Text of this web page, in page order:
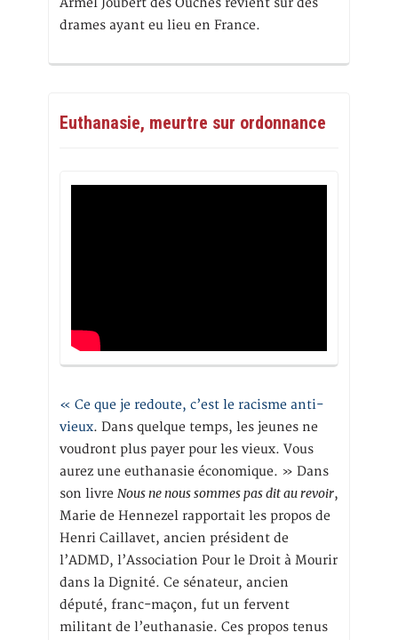
Armel Joubert des Ouches revient sur des
drames ayant eu lieu en France.
Euthanasie, meurtre sur ordonnance
« Ce que je redoute, c’est le racisme anti-
vieux. Dans quelque temps, les jeunes ne
voudront plus payer pour les vieux. Vous
aurez une euthanasie économique. » Dans
son livre Nous ne nous sommes pas dit au revoir,
Marie de Hennezel rapportait les propos de
Henri Caillavet, ancien président de
l’ADMD, l’Association Pour le Droit à Mourir
dans la Dignité. Ce sénateur, ancien
député, franc-maçon, fut un fervent
militant de l’euthanasie. Ces propos tenus